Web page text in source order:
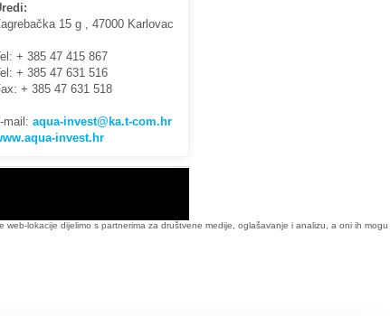
15 g , 47000 Karlovac
+ 385 47 415 867
+ 385 47 631 516
+ 385 47 631 518
mail: aqua-invest@ka.t-com.hr
invest.hr
lokacije dijelimo s partnerima za društvene medije, oglašavanje i analizu, a oni ih mogu